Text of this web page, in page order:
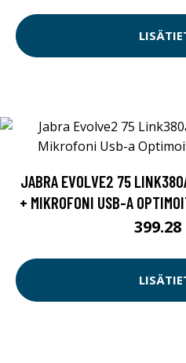
JABRA EVOLVE2 75
+ MIKROFONI USB-A
399.28